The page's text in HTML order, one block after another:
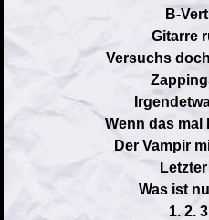
B-
Gitarre
Versuchs
Wenn das mal
Der Vampir
Was ist
1. 2.